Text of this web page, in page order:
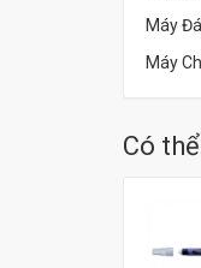
Máy
Máy
Có